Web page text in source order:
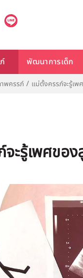
พัฒนาการเด็ก
พครรภ์ แม่ตั้งครรภ์จะรู้เพ
ะรู้เพศขอ